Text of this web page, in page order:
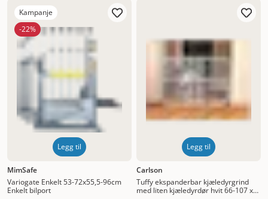
Kampanje
-22%
Legg til
MimSafe
Variogate Enkelt 53-72x55,5-96cm
Enkelt bilport
Legg til
Carlson
Tuffy ekspanderbar kjæledyrgrind
med liten kjæledyrdør hvit 66-107 x